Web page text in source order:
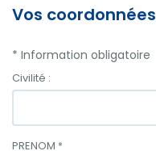
Vos coordonnées
* Information obligatoire
Civilité :
PRENOM *